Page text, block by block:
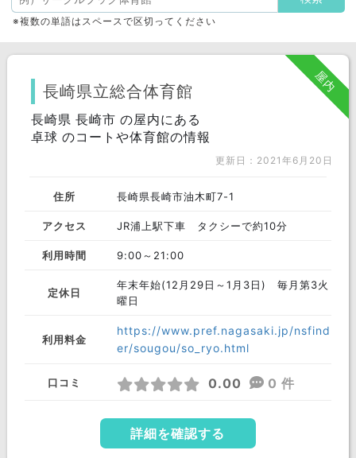
※複数の単語はスペースで区切ってください
屋内
長崎県立総合体育館
長崎県 長崎市 の屋内にある
卓球 のコートや体育館の情報
更新日：2021年6月20日
住所 長崎県長崎市油木町7-1
アクセス JR浦上駅下車 タクシーで約10分
利用時間 9:00～21:00
定休日
年末年始(12月29日～1月3日) 毎月第3火
曜日
利用料金
https://www.pref.nagasaki.jp/nsfind
er/sougou/so_ryo.html
口コミ 0.00 0 件
詳細を確認する